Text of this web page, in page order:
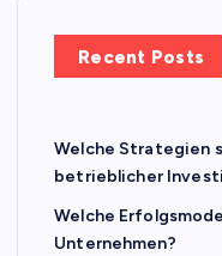
Recent Posts
Welche Strategien
betrieblicher
Welche
Unternehmen?